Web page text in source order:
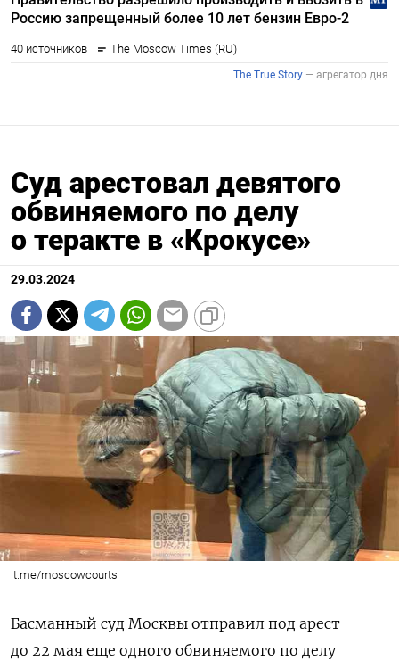
Суд арестовал девятого
обвиняемого по делу
о теракте в «Крокусе»
29.03.2024
t.me/moscowcourts
Басманный суд Москвы отправил под арест
до 22 мая еще одного обвиняемого по делу